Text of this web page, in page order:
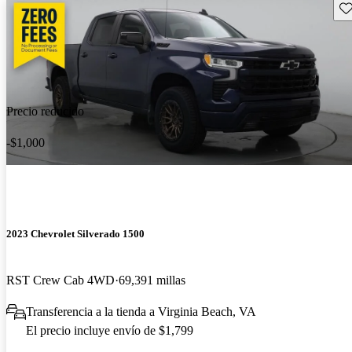
Precio reducido
-$1,000
2023 Chevrolet Silverado 1500
RST Crew Cab 4WD 69,391 millas
Transferencia a la tienda a Virginia Beach, VA
El precio incluye envío de $1,799